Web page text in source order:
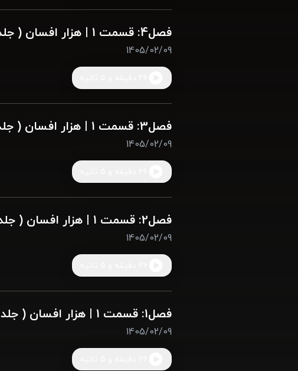
فصل4: قسمت 1 | هزار افسان ( جلد بیست و ششم )
1405/02/09
فصل3: قسمت 1 | هزار افسان ( جلد بیست و ششم )
1405/02/09
فصل2: قسمت 1 | هزار افسان ( جلد بیست و ششم )
1405/02/09
فصل1: قسمت 1 | هزار افسان ( جلد بیست و ششم )
1405/02/09